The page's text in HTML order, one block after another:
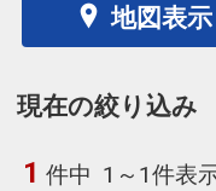
地図表示
現在の絞り込み
1 件中 1～1件表